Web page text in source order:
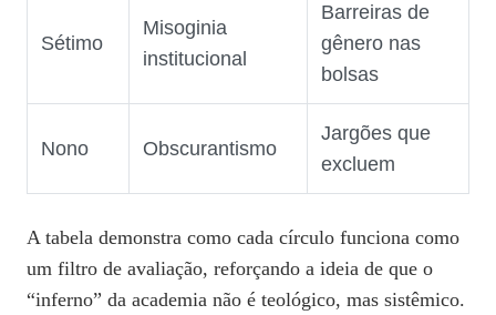
Sétimo
Misoginia
institucional
Barreiras de
gênero nas
bolsas
Nono Obscurantismo
Jargões que
excluem
A tabela demonstra como cada círculo funciona como
um filtro de avaliação, reforçando a ideia de que o
“inferno” da academia não é teológico, mas sistêmico.